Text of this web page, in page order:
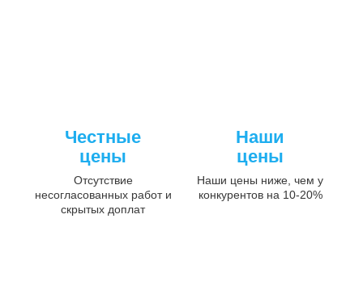
Честные
цены
Отсутствие
несогласованных работ и
скрытых доплат
Наши
цены
Наши цены ниже, чем у
конкурентов на 10-20%